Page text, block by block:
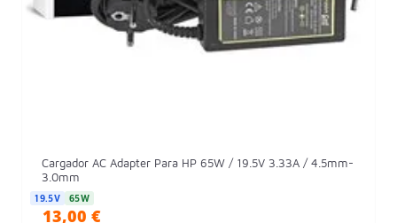
Cargador AC Adapter Para HP 65W / 19.5V 3.33A / 4.5mm-
3.0mm
19.5V 65W
13,00 €